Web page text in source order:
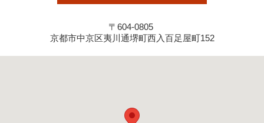
〒604-0805
京都市中京区夷川通堺町西入百足屋町152